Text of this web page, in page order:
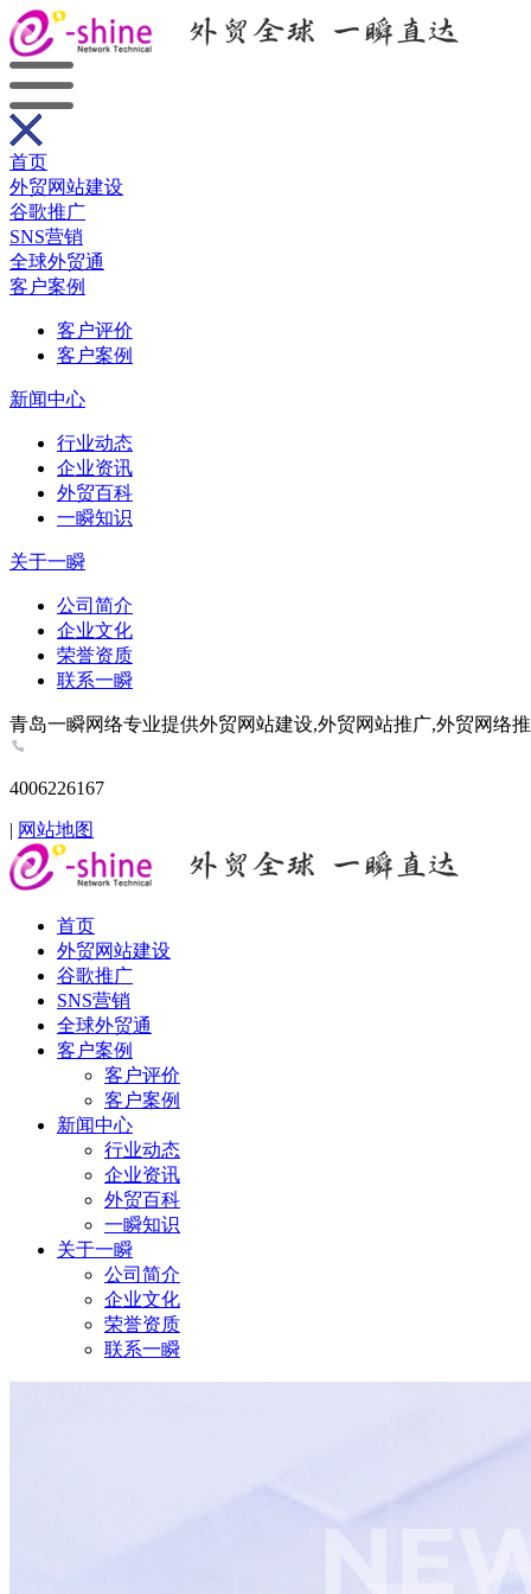
首页
外贸网站建设
谷歌推广
SNS营销
全球外贸通
客户案例
客户评价
客户案例
新闻中心
行业动态
企业资讯
外贸百科
一瞬知识
关于一瞬
公司简介
企业文化
荣誉资质
联系一瞬
青岛一瞬网络专业提供外贸网站建设,外贸网站推广,外贸网络
4006226167
| 网站地图
首页
外贸网站建设
谷歌推广
SNS营销
全球外贸通
客户案例
客户评价
客户案例
新闻中心
行业动态
企业资讯
外贸百科
一瞬知识
关于一瞬
公司简介
企业文化
荣誉资质
联系一瞬